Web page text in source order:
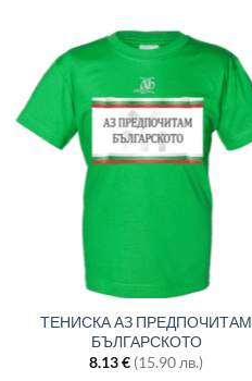
ТЕНИСКА АЗ ПРЕДПОЧИТАМ
БЪЛГАРСКОТО
8.13€ (15.90 лв.)